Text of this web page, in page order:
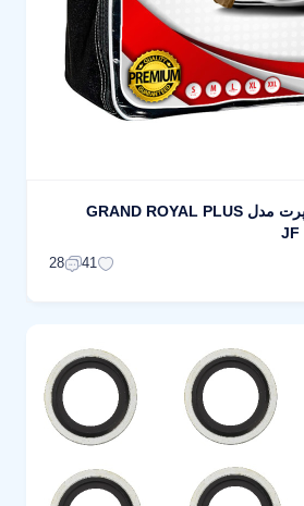
چادر خودرو رویال اسپرت مدل GRAND ROYAL PLUS
41
28